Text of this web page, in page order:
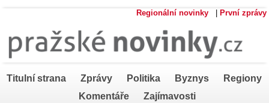
Regionální novinky První zprávy
Titulní strana Zprávy Politika Byznys
Regiony
Komentáře
Zajímavosti